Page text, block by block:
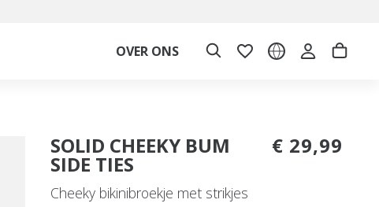
OVER ONS
SOLID CHEEKY BUM
SIDE TIES
Cheeky bikinibroekje met strikjes
€ 29,99